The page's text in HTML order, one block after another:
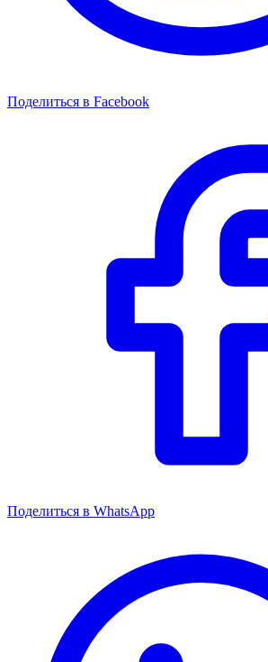
Поделиться в Facebook
Поделиться в WhatsApp